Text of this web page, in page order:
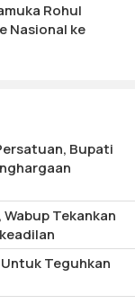
Rohul
Nasional ke
Bupati
Tekankan
Teguhkan